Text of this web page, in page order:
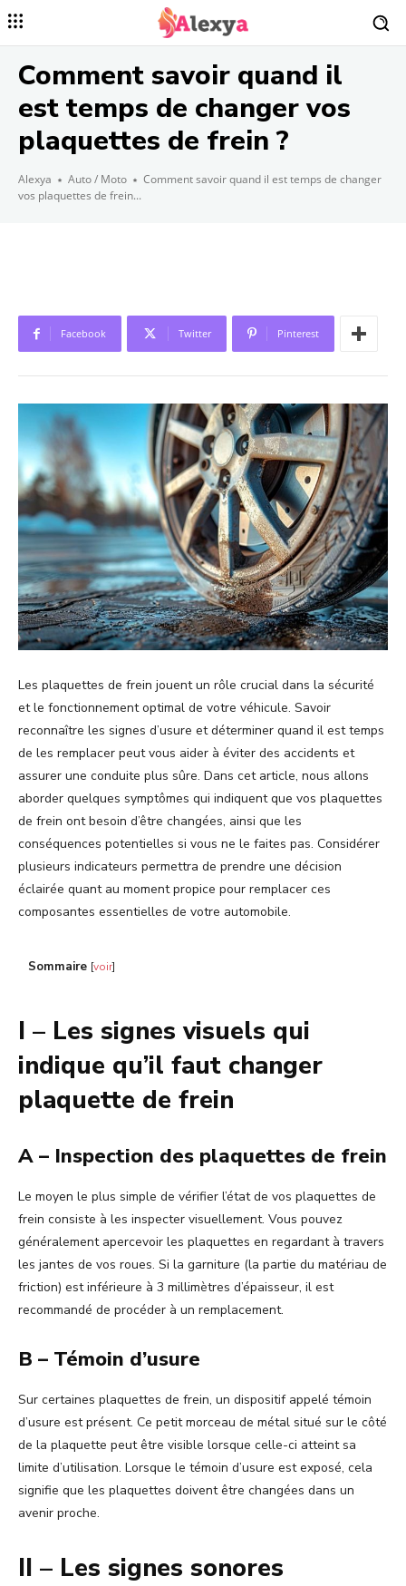
Comment savoir quand il
est temps de changer vos
plaquettes de frein ?
Alexya Auto / Moto
Comment savoir quand il est temps de changer
vos plaquettes de frein...
Facebook Twitter Pinterest
Les plaquettes de frein jouent un rôle crucial dans la sécurité
et le fonctionnement optimal de votre véhicule. Savoir
reconnaître les signes d’usure et déterminer quand il est temps
de les remplacer peut vous aider à éviter des accidents et
assurer une conduite plus sûre. Dans cet article, nous allons
aborder quelques symptômes qui indiquent que vos plaquettes
de frein ont besoin d’être changées, ainsi que les
conséquences potentielles si vous ne le faites pas. Considérer
plusieurs indicateurs permettra de prendre une décision
éclairée quant au moment propice pour remplacer ces
composantes essentielles de votre automobile.
Sommaire [voir]
I – Les signes visuels qui
indique qu’il faut changer
plaquette de frein
A – Inspection des plaquettes de frein
Le moyen le plus simple de vérifier l’état de vos plaquettes de
frein consiste à les inspecter visuellement. Vous pouvez
généralement apercevoir les plaquettes en regardant à travers
les jantes de vos roues. Si la garniture (la partie du matériau de
friction) est inférieure à 3 millimètres d’épaisseur, il est
recommandé de procéder à un remplacement.
B – Témoin d’usure
Sur certaines plaquettes de frein, un dispositif appelé témoin
d’usure est présent. Ce petit morceau de métal situé sur le côté
de la plaquette peut être visible lorsque celle-ci atteint sa
limite d’utilisation. Lorsque le témoin d’usure est exposé, cela
signifie que les plaquettes doivent être changées dans un
avenir proche.
II – Les signes sonores